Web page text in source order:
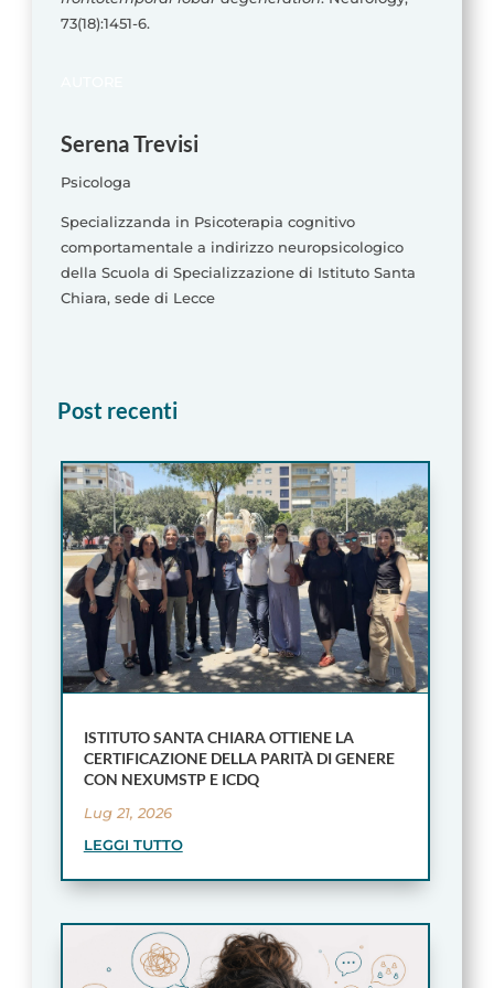
73(18):1451-6.
Serena Trevisi
Psicologa
Specializzanda in Psicoterapia cognitivo
comportamentale a indirizzo neuropsicologico
della Scuola di Specializzazione di Istituto Santa
Chiara, sede di Lecce
Post recenti
ISTITUTO SANTA CHIARA OTTIENE LA
CERTIFICAZIONE DELLA PARITÀ DI GENERE
CON NEXUMSTP E ICDQ
Lug 21, 2026
LEGGI TUTTO